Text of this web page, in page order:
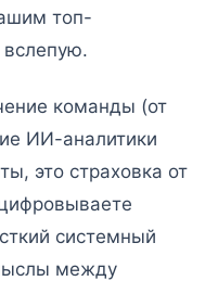
топ-
команды (от
ИИ-аналитики
это страховка от
системный
между